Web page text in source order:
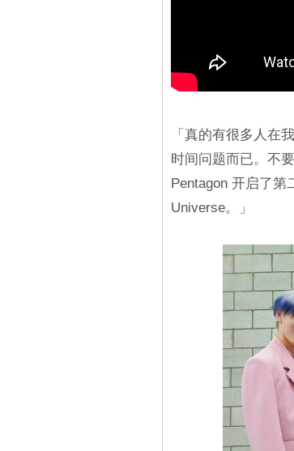
「真的有很多人在
时间问题而已。不
Pentagon 开启了第
Universe。」